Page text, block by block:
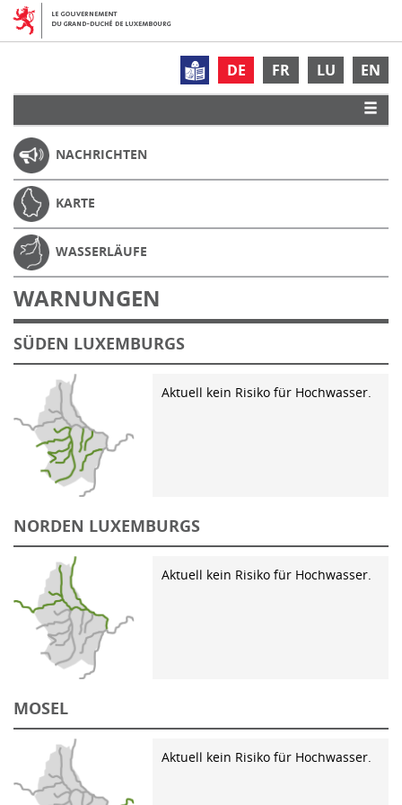
DE FR LU EN
NACHRICHTEN
KARTE
WASSERLÄUFE
WARNUNGEN
SÜDEN LUXEMBURGS
Aktuell kein Risiko für Hochwasser.
NORDEN LUXEMBURGS
Aktuell kein Risiko für Hochwasser.
MOSEL
Aktuell kein Risiko für Hochwasser.